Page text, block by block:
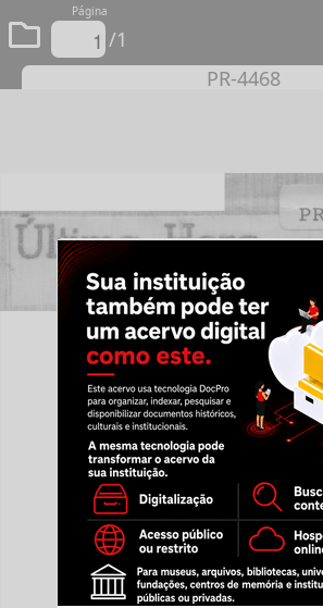
Página
/1
PR-4468